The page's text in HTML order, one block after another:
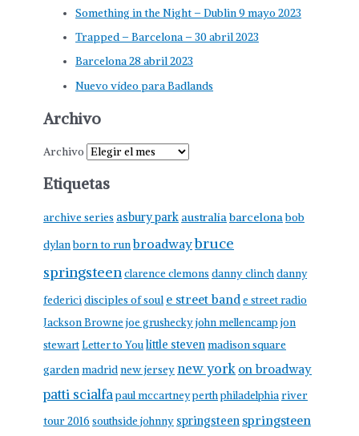
Something in the Night – Dublin 9 mayo 2023
Trapped – Barcelona – 30 abril 2023
Barcelona 28 abril 2023
Nuevo vídeo para Badlands
Archivo
Archivo
Etiquetas
archive series asbury park australiabarcelonabob
dylanborn to runbroadwaybruce
springsteenclarence clemons danny clinchdanny
federicidisciples of soul e street bande street radio
Jackson Browne joe grusheckyjohn mellencamp jon
stewartLetter to Youlittle stevenmadison square
gardenmadridnew jerseynew york on broadway
patti scialfapaul mccartneyperthphiladelphiariver
tour 2016southside johnny springsteen springsteen